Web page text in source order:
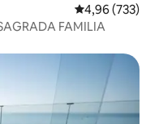
Vidutinis
4,96 (733)
FAMILIA